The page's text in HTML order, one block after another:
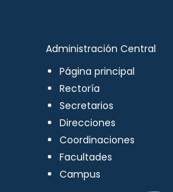
Administración Central
Página principal
Rectoría
Secretarios
Direcciones
Coordinaciones
Facultades
Campus